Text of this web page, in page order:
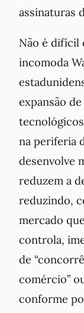
assinaturas
Não é difícil
incomoda
expansão
na periferia
desenvolve
reduzem a
reduzindo,
mercado
controla,
de
comércio”
conforme